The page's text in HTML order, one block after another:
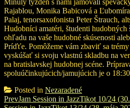
Rajablou, Monika Babicová a
Palaj, tenorsaxofonista Peter Štrauch,
Hudobníci amatéri, študenti hudobných
ohľadu na vaše hudobné skúsenosti
Príďťe. Pomôžeme vám zbaviť sa
vyskúšať si svoju vlastnú skladbu na
na bratislavskej hudobnej scéne.
spoluúčinkujúcich/jamujúcich je o
Posted in Nezaradené
Post
PrevJam Session in JazzTikot 10/24